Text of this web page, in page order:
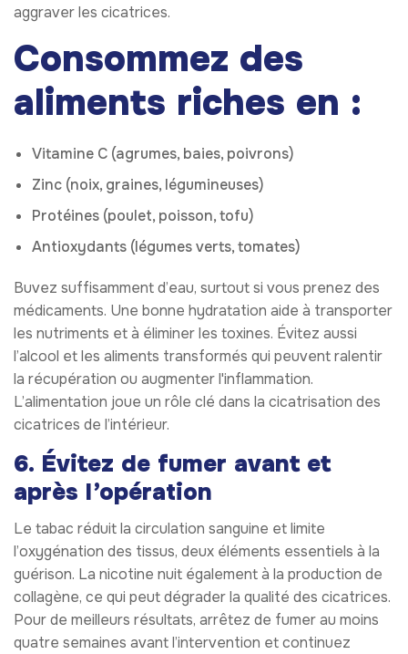
aggraver les cicatrices.
Consommez des
aliments riches en :
Vitamine C (agrumes, baies, poivrons)
Zinc (noix, graines, légumineuses)
Protéines (poulet, poisson, tofu)
Antioxydants (légumes verts, tomates)
Buvez suffisamment d’eau, surtout si vous prenez des
médicaments. Une bonne hydratation aide à transporter
les nutriments et à éliminer les toxines. Évitez aussi
l’alcool et les aliments transformés qui peuvent ralentir
la récupération ou augmenter l'inflammation.
L’alimentation joue un rôle clé dans la cicatrisation des
cicatrices de l’intérieur.
6. Évitez de fumer avant et
après l’opération
Le tabac réduit la circulation sanguine et limite
l’oxygénation des tissus, deux éléments essentiels à la
guérison. La nicotine nuit également à la production de
collagène, ce qui peut dégrader la qualité des cicatrices.
Pour de meilleurs résultats, arrêtez de fumer au moins
quatre semaines avant l’intervention et continuez